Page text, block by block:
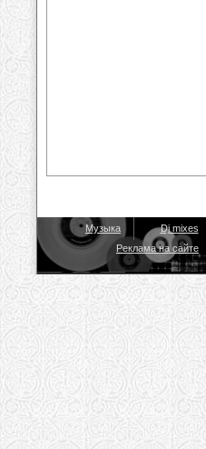
Музыка Dj mixes
Реклама на сайте